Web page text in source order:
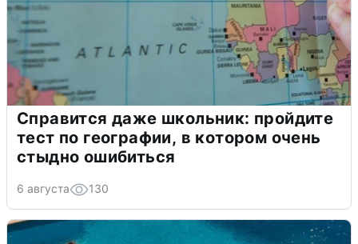
Справится даже школьник: пройдите
тест по географии, в котором очень
стыдно ошибиться
6 августа 130